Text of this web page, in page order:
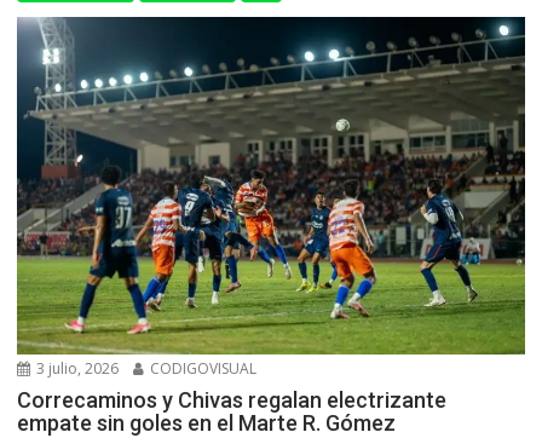
3 julio, 2026 CODIGOVISUAL
Correcaminos y Chivas regalan electrizante
empate sin goles en el Marte R. Gómez